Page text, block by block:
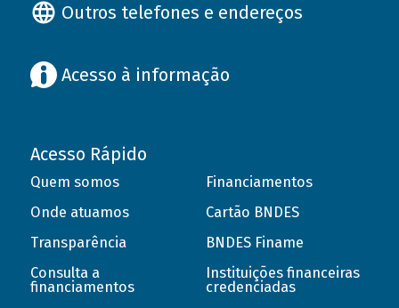
Outros telefones e endereços
Acesso à informação
Acesso Rápido
Quem somos
Onde atuamos
Transparência
Consulta a
financiamentos
Financiamentos
Cartão BNDES
BNDES Finame
Instituições financeiras
credenciadas